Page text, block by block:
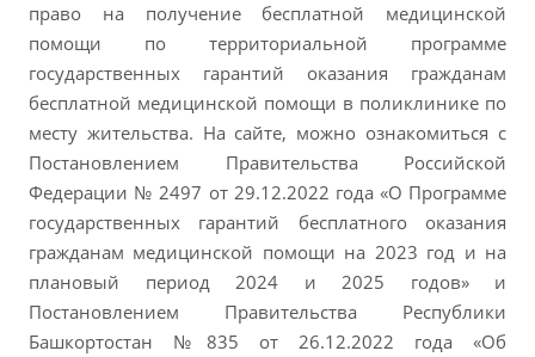
право на получение бесплатной медицинской
помощи по территориальной программе
государственных гарантий оказания гражданам
бесплатной медицинской помощи в поликлинике по
месту жительства. На сайте, можно ознакомиться с
Постановлением Правительства Российской
Федерации № 2497 от 29.12.2022 года «О Программе
государственных гарантий бесплатного оказания
гражданам медицинской помощи на 2023 год и на
плановый период 2024 и 2025 годов» и
Постановлением Правительства Республики
Башкортостан №835 от 26.12.2022 года «Об